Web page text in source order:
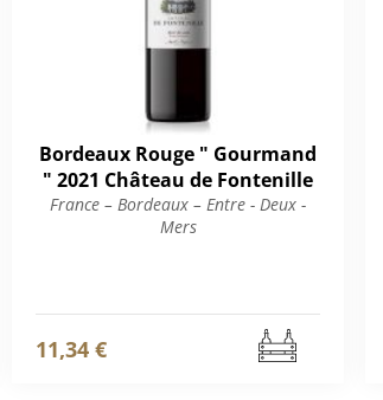
Bordeaux Rouge " Gourmand
" 2021 Château de Fontenille
France – Bordeaux – Entre - Deux -
Mers
11,34 €